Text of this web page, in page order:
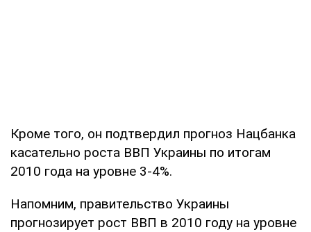
Кроме того, он подтвердил прогноз Нацбанка
касательно роста ВВП Украины по итогам
2010 года на уровне 3-4%.
Напомним, правительство Украины
прогнозирует рост ВВП в 2010 году на уровне